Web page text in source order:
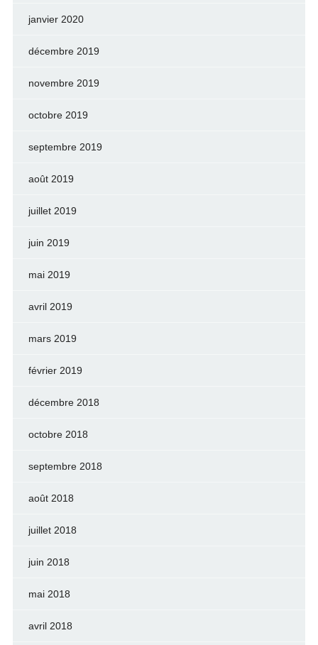
janvier 2020
décembre 2019
novembre 2019
octobre 2019
septembre 2019
août 2019
juillet 2019
juin 2019
mai 2019
avril 2019
mars 2019
février 2019
décembre 2018
octobre 2018
septembre 2018
août 2018
juillet 2018
juin 2018
mai 2018
avril 2018